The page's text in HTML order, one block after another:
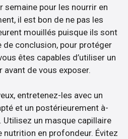
semaine pour les nourrir en
il est bon de ne pas les
mouillés puisque ils sont
de conclusion, pour protéger
êtes capables d’utiliser un
de vous exposer.
entretenez-les avec un
et un postérieurement à-
un masque capillaire
nutrition en profondeur. Évitez